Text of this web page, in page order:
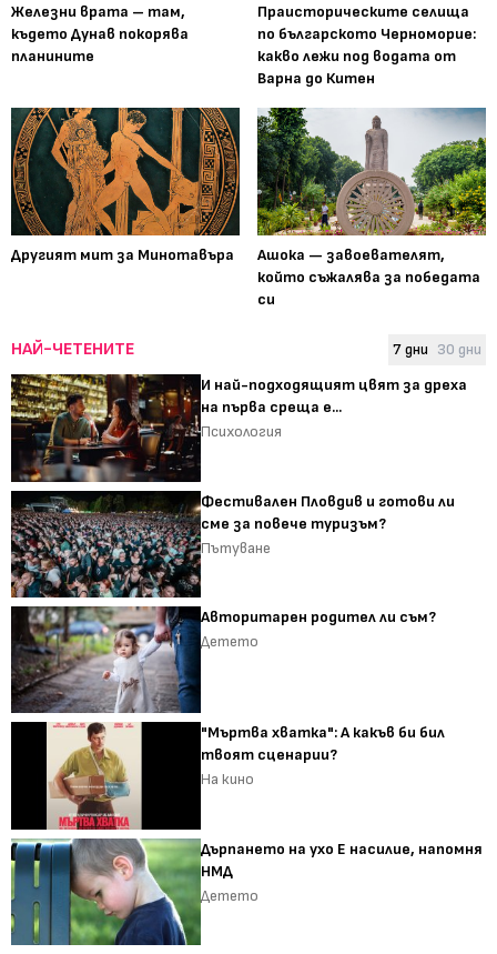
Железни врата – там,
където Дунав покорява
планините
Праисторическите селища
по българското Черноморие:
какво лежи под водата от
Варна до Китен
Другият мит за Минотавъра
Ашока — завоевателят,
който съжалява за победата
си
НАЙ-ЧЕТЕНИТЕ 7 дни 30 дни
И най-подходящият цвят за дреха
на първа среща е...
Психология
Фестивален Пловдив и готови ли
сме за повече туризъм?
Пътуване
Авторитарен родител ли съм?
Детето
"Мъртва хватка": А какъв би бил
твоят сценарии?
На кино
Дърпането на ухо Е насилие, напомня
НМД
Детето